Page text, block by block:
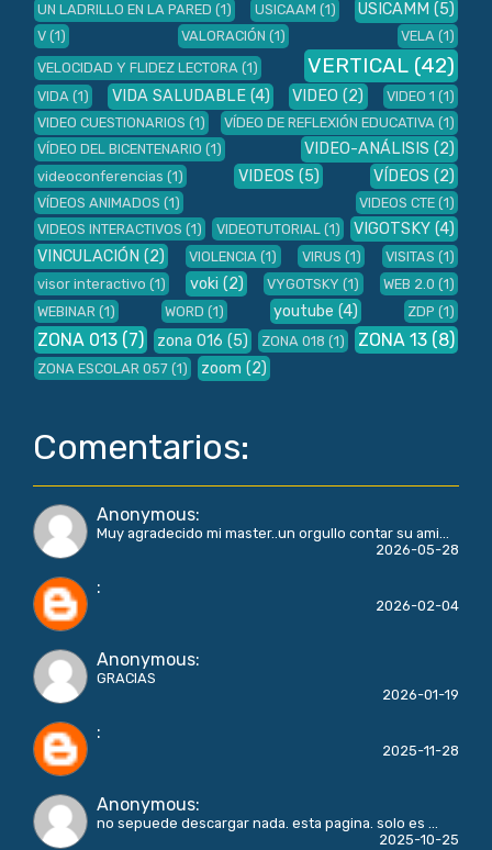
UN LADRILLO EN LA PARED (1) USICAAM (1) USICAMM (5)
V (1) VALORACIÓN (1) VELA (1)
VELOCIDAD Y FLIDEZ LECTORA (1) VERTICAL (42)
VIDA (1) VIDA SALUDABLE (4) VIDEO (2) VIDEO 1 (1)
VIDEO CUESTIONARIOS (1) VÍDEO DE REFLEXIÓN EDUCATIVA (1)
VÍDEO DEL BICENTENARIO (1) VIDEO-ANÁLISIS (2)
videoconferencias (1) VIDEOS (5) VÍDEOS (2)
VÍDEOS ANIMADOS (1) VIDEOS CTE (1)
VIDEOS INTERACTIVOS (1) VIDEOTUTORIAL (1) VIGOTSKY (4)
VINCULACIÓN (2) VIOLENCIA (1) VIRUS (1) VISITAS (1)
visor interactivo (1) voki (2) VYGOTSKY (1) WEB 2.0 (1)
WEBINAR (1) WORD (1) youtube (4) ZDP (1)
ZONA 013 (7) zona 016 (5) ZONA 018 (1) ZONA 13 (8)
ZONA ESCOLAR 057 (1) zoom (2)
Comentarios:
Anonymous:
Muy agradecido mi master..un orgullo contar su ami...
2026-05-28
:
2026-02-04
Anonymous:
GRACIAS
2026-01-19
:
2025-11-28
Anonymous:
no sepuede descargar nada. esta pagina. solo es ...
2025-10-25